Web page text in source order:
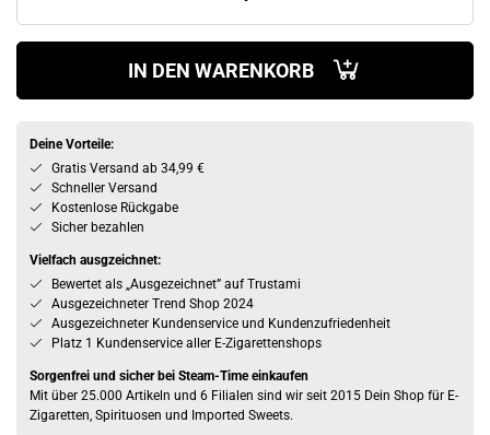
IN DEN WARENKORB
Deine Vorteile:
Gratis Versand ab 34,99 €
Schneller Versand
Kostenlose Rückgabe
Sicher bezahlen
Vielfach ausgzeichnet:
Bewertet als „Ausgezeichnet” auf Trustami
Ausgezeichneter Trend Shop 2024
Ausgezeichneter Kundenservice und Kundenzufriedenheit
Platz 1 Kundenservice aller E-Zigarettenshops
Sorgenfrei und sicher bei Steam-Time einkaufen
Mit über 25.000 Artikeln und 6 Filialen sind wir seit 2015 Dein Shop für E-
Zigaretten, Spirituosen und Imported Sweets.